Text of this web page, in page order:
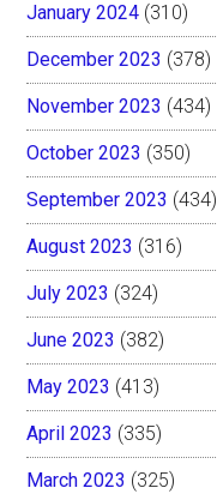
January 2024 (310)
December 2023 (378)
November 2023 (434)
October 2023 (350)
September 2023 (434)
August 2023 (316)
July 2023 (324)
June 2023 (382)
May 2023 (413)
April 2023 (335)
March 2023 (325)